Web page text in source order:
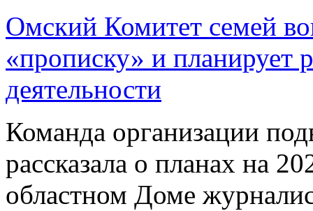
Омский Комитет семей
«прописку» и планирует
деятельности
Команда организации
рассказала о планах на
областном Доме